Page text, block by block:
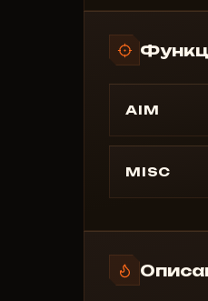
AIM
Enable
Aimbot
Silent
MISC
Flicker